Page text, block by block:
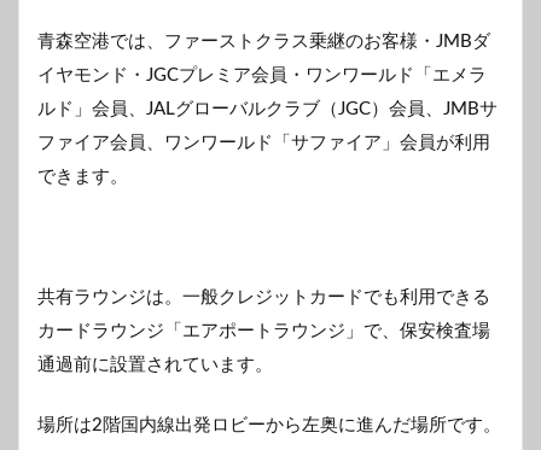
青森空港では、ファーストクラス乗継のお客様・JMBダ
イヤモンド・JGCプレミア会員・ワンワールド「エメラ
ルド」会員、JALグローバルクラブ（JGC）会員、JMBサ
ファイア会員、ワンワールド「サファイア」会員が利用
できます。
共有ラウンジは。一般クレジットカードでも利用できる
カードラウンジ「エアポートラウンジ」で、保安検査場
通過前に設置されています。
場所は2階国内線出発ロビーから左奥に進んだ場所です。